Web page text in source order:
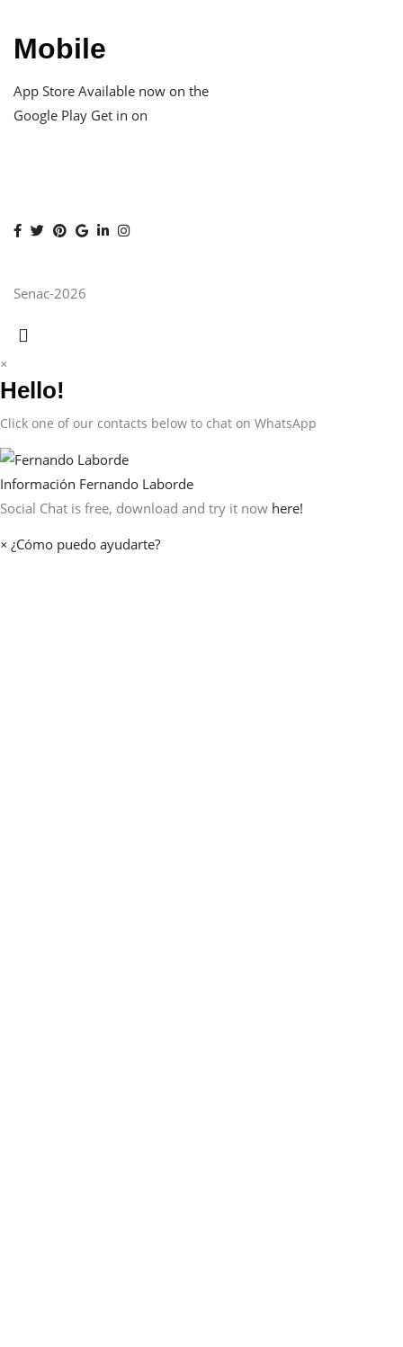
Mobile
App Store Available now on the
Google Play Get in on
Senac-2026
×
Hello!
Click one of our contacts below to chat on WhatsApp
Información Fernando Laborde
Social Chat is free, download and try it now here!
× ¿Cómo puedo ayudarte?